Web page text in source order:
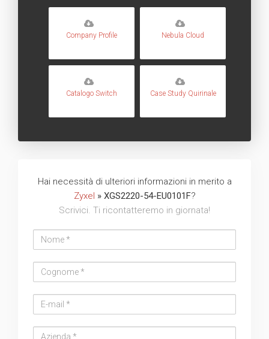
Company Profile Nebula Cloud
Catalogo Switch Case Study Quirinale
Hai necessità di ulteriori informazioni in merito a
Zyxel » XGS2220-54-EU0101F?
Scrivici. Ti ricontatteremo in giornata!
address